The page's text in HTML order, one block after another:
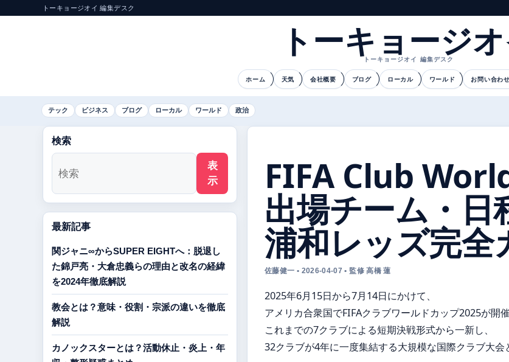
トーキョージオイ 編集デスク
トーキョージ
トーキョージオイ 編集デスク
ホーム 天気 会社概要 ブログ ローカル ワールド お問い合わせ
テック ビジネス ブログ ローカル ワールド 政治
FIFA Club
出場チーム・日
浦和レッズ完全
佐藤健一 • 2026-04-07 • 監修 高橋 蓮
2025年6月15日から7月14日にかけて、
アメリカ合衆国でFIFAクラブワールドカップ2025が開催
これまでの7クラブによる短期決戦形式から一新し、
32クラブが4年に一度集結する大規模な国際クラブ大会
検索
表
示
最新記事
関ジャニ∞からSUPER EIGHTへ：脱退し
た錦戸亮・大倉忠義らの理由と改名の経緯
を2024年徹底解説
教会とは？意味・役割・宗派の違いを徹底
解説
カノックスターとは？活動休止・炎上・年